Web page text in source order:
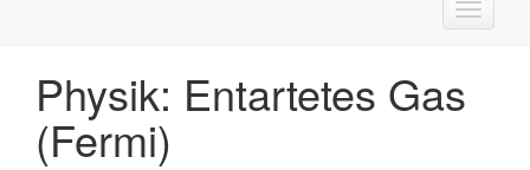
T
o
Physik: Entartetes Gas
(Fermi)